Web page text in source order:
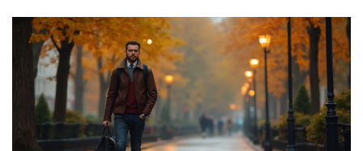
и практические рекомендации по выбору осеннего
гардероба.